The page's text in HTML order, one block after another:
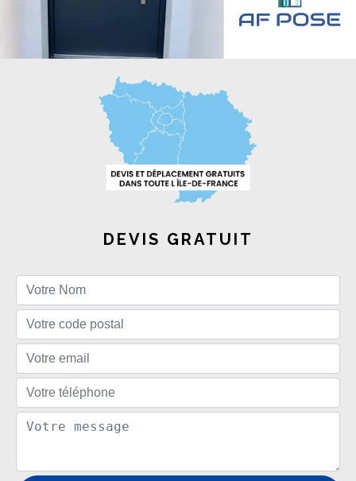
DEVIS GRATUIT